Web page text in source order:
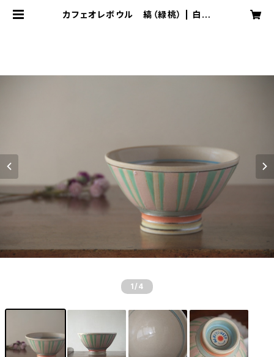
カフェオレボウル 縞（緑桃） | 白羊
1 /4